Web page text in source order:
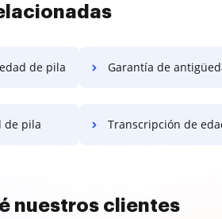
de pila Garantía de antigüedad de
de pila Transcripción de edad
nuestros clientes